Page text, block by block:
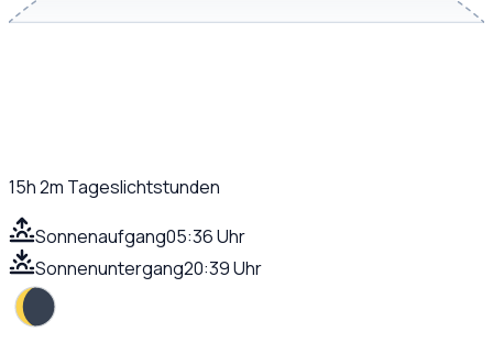
15h 2m Tageslichtstunden
Sonnenaufgang05:36 Uhr
Sonnenuntergang20:39 Uhr